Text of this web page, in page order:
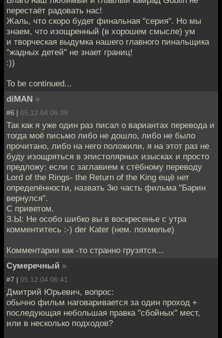
перестаёт радовать нас!
Жаль, что скоро будет финальная "серия". Но мы
знаем, что изощренный (в хорошем смысле) ум
и творческая выдумка нашего главного пинальщика
"жадных детей" не знает границ!
:))
To be continued...
diMAN »
#6 | 05.12.04 06:39
Так как я уже один раз писал о вариантах перевода и
тогда моё письмо либо не дошло, либо не было
прочитано, либо на него положили, я на этот раз не
буду изощряться в эпистолярных изысках и просто
предложу: если с заглавием к стёбному переводу
Lord of the Rings- the Return of the King ещё нет
определённости, назвать 3ю часть фильма "Барин
вернулся".
С приветом.
З.Ы: Не особо шибко вы в воскресенье с утра
комментитесь :-) der Kater (нем. похмелье)
Комментарии как -то странно грузятся...
Сумеречный »
#7 | 05.12.04 06:41
Дмитрий Юрьевич, вопрос:
обычно фильм наговаривается за один проход +
последующая небольшая правка "сбойных" мест,
или в несколько подходов?